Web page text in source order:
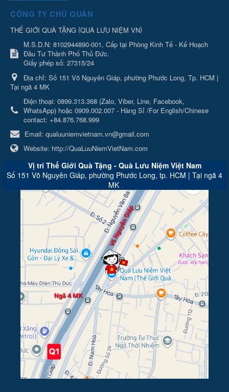
CÔNG TY CHỦ QUẢN
THẾ GIỚI QUÀ TẶNG (QUÀ LƯU NIỆM VN)
M.S.D.N: 8102944890-001, Cấp tại Phòng Kinh Tế - Kế Hoạch
Đầu Tư Thành Phố Thủ Đức.
Giấy phép số: 27315/24
Địa chỉ: Số 151 Võ Nguyên Giáp, phường Phước Long, Tp. HCM |
Tại ngã 4 MK
Điện thoại: 0899.313.368 (Zalo, Viber, Line, Facebook,
WhatsApp) hoặc 0909.002.007 - Hàng Sỉ /For English/Chinese
contact: +84.876.768.999
Email: qualuuniemvietnam.vn@gmail.com
Website: http://QuaLuuNiemVietNam.com
Vị trí Thế Giới Quà Tặng - Quà Lưu Niệm Việt Nam
Số 151 Võ Nguyên Giáp, phường Phước Long, tp. HCM | Tại ngã 4
MK